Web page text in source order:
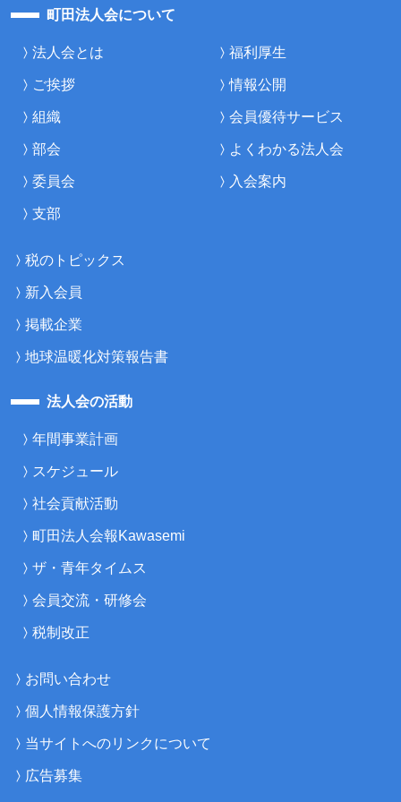
町田法人会について
法人会とは
ご挨拶
組織
部会
委員会
支部
福利厚生
情報公開
会員優待サービス
よくわかる法人会
入会案内
税のトピックス
新入会員
掲載企業
地球温暖化対策報告書
法人会の活動
年間事業計画
スケジュール
社会貢献活動
町田法人会報Kawasemi
ザ・青年タイムス
会員交流・研修会
税制改正
お問い合わせ
個人情報保護方針
当サイトへのリンクについて
広告募集